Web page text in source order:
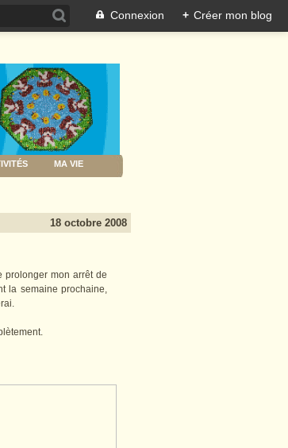
Connexion + Créer mon blog
MA VIE
18 octobre 2008
prolonger mon arrêt de
la semaine prochaine,